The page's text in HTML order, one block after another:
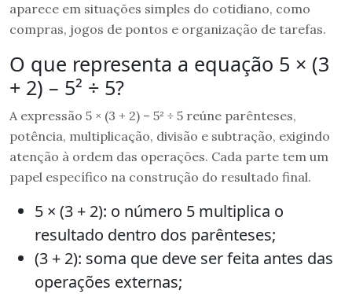
aparece em situações simples do cotidiano, como
compras, jogos de pontos e organização de tarefas.
O que representa a equação 5 × (3
+ 2) – 5² ÷ 5?
A expressão 5 × (3 + 2) – 5² ÷ 5 reúne parênteses,
potência, multiplicação, divisão e subtração, exigindo
atenção à ordem das operações. Cada parte tem um
papel específico na construção do resultado final.
5 × (3 + 2): o número 5 multiplica o
resultado dentro dos parênteses;
(3 + 2): soma que deve ser feita antes das
operações externas;